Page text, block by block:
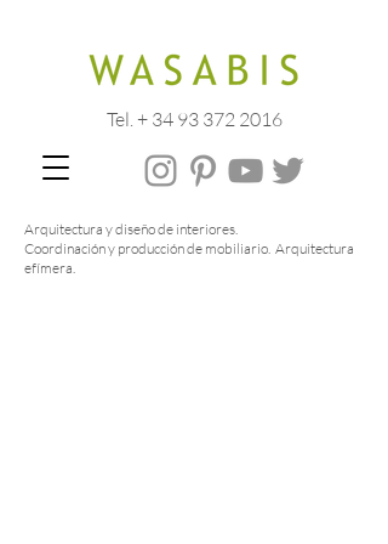
Arquitectura y diseño de interiores.
Coordinación y producción de mobiliario. Arquitectura
efímera.
Tel. + 34 93 372 2016